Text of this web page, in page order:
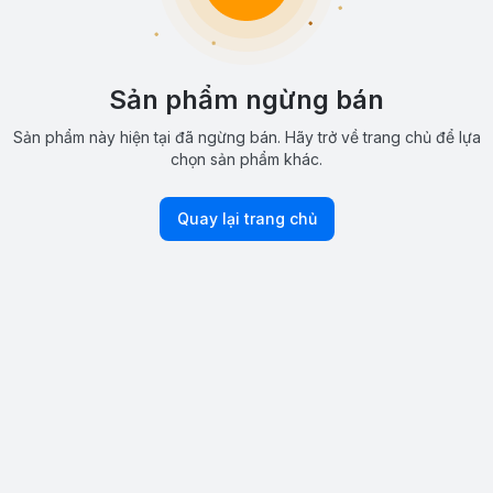
Sản phẩm ngừng bán
Sản phẩm này hiện tại đã ngừng bán. Hãy trở về trang chủ để lựa
chọn sản phẩm khác.
Quay lại trang chủ